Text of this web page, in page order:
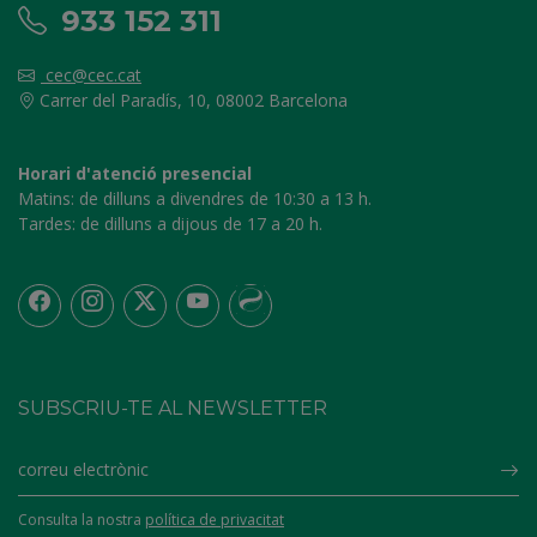
SUBSCRIU-TE AL NEWSLETTER
Consulta la nostra política de privacitat
933 152 311
cec@cec.cat
Carrer del Paradís, 10, 08002 Barcelona
Horari d'atenció presencial
Matins: de dilluns a divendres de 10:30 a 13 h.
Tardes: de dilluns a dijous de 17 a 20 h.